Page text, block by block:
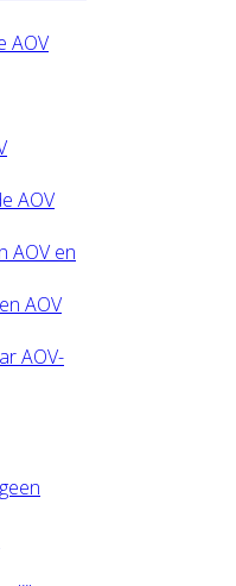
AOV
AOV
AOV en
AOV
AOV-